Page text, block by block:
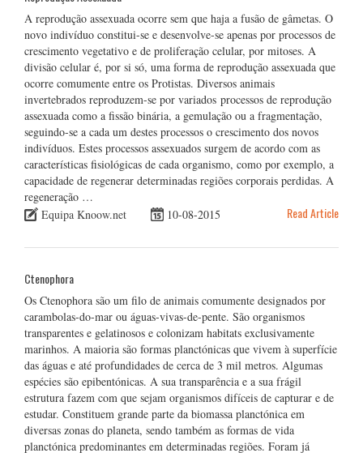
A reprodução assexuada ocorre sem que haja a fusão de gâmetas. O
novo indivíduo constitui-se e desenvolve-se apenas por processos de
crescimento vegetativo e de proliferação celular, por mitoses. A
divisão celular é, por si só, uma forma de reprodução assexuada que
ocorre comumente entre os Protistas. Diversos animais
invertebrados reproduzem-se por variados processos de reprodução
assexuada como a fissão binária, a gemulação ou a fragmentação,
seguindo-se a cada um destes processos o crescimento dos novos
indivíduos. Estes processos assexuados surgem de acordo com as
características fisiológicas de cada organismo, como por exemplo, a
capacidade de regenerar determinadas regiões corporais perdidas. A
regeneração …
Equipa Knoow.net
10-08-2015 Read Article
Ctenophora
Os Ctenophora são um filo de animais comumente designados por
carambolas-do-mar ou águas-vivas-de-pente. São organismos
transparentes e gelatinosos e colonizam habitats exclusivamente
marinhos. A maioria são formas planctónicas que vivem à superfície
das águas e até profundidades de cerca de 3 mil metros. Algumas
espécies são epibentónicas. A sua transparência e a sua frágil
estrutura fazem com que sejam organismos difíceis de capturar e de
estudar. Constituem grande parte da biomassa planctónica em
diversas zonas do planeta, sendo também as formas de vida
planctónica predominantes em determinadas regiões. Foram já